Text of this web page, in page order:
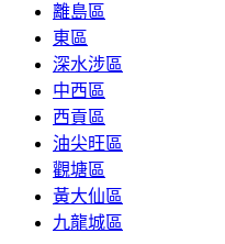
離島區
東區
深水涉區
中西區
西貢區
油尖旺區
觀塘區
黃大仙區
九龍城區